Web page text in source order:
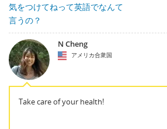
気をつけてねって英語でなんて
言うの？
N Cheng
アメリカ合衆国
Take care of your health!